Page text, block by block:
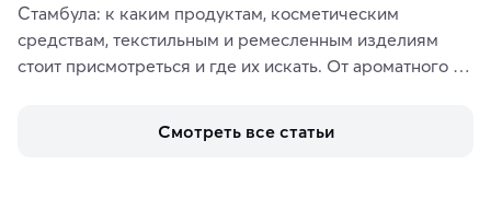
Стамбула: к каким продуктам, косметическим
средствам, текстильным и ремесленным изделиям
стоит присмотреться и где их искать. От ароматного
аутентичных лавках — в подарок близким или себе на
Смотреть все статьи